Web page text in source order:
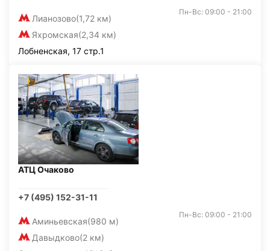
Лианозово(1,72 км)
Яхромская(2,34 км)
Пн-Вс: 09:00 - 21:00
Лобненская, 17 стр.1
АТЦ Очаково
+7 (495) 152-31-11
Аминьевская(980 м)
Давыдково(2 км)
Пн-Вс: 09:00 - 21:00